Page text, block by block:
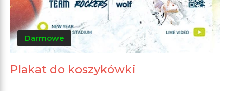
Darmowe
Plakat do koszykówki